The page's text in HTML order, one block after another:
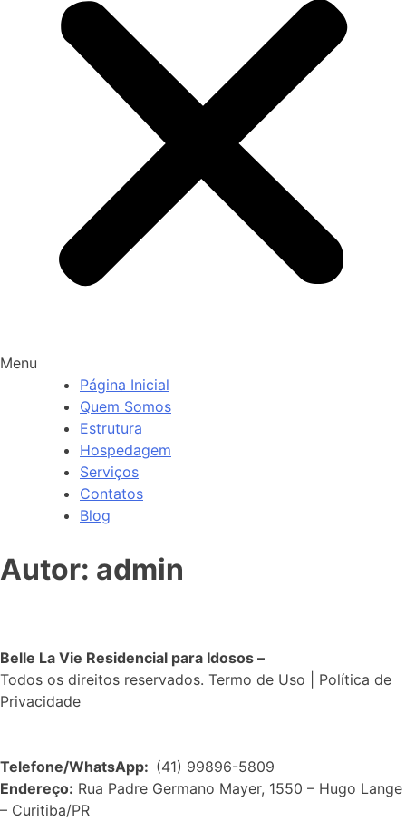
Menu
Página Inicial
Quem Somos
Estrutura
Hospedagem
Serviços
Contatos
Blog
Autor: admin
Belle La Vie Residencial para Idosos –
Todos os direitos reservados. Termo de Uso | Política de
Privacidade
Telefone/WhatsApp: (41) 99896-5809
Endereço: Rua Padre Germano Mayer, 1550 – Hugo Lange
– Curitiba/PR